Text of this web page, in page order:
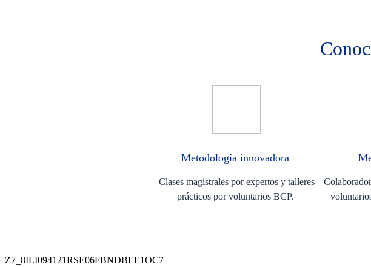
Metodología innovadora
Clases magistrales por expertos y talleres
prácticos por voluntarios BCP.
Z7_8ILI094121RSE06FBNDBEE1OC7